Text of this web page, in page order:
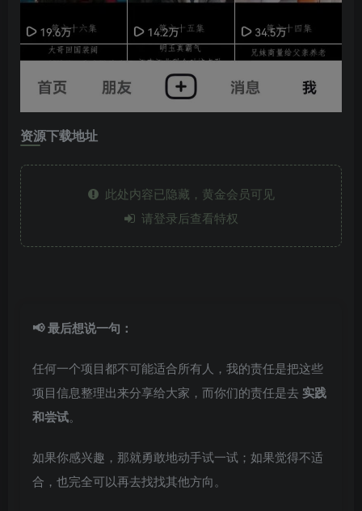
资源下载地址
此处内容已隐藏，黄金会员可见
请登录后查看特权
📢 最后想说一句：
任何一个项目都不可能适合所有人，我的责任是把这些
项目信息整理出来分享给大家，而你们的责任是去 实践
和尝试。
如果你感兴趣，那就勇敢地动手试一试；如果觉得不适
合，也完全可以再去找找其他方向。